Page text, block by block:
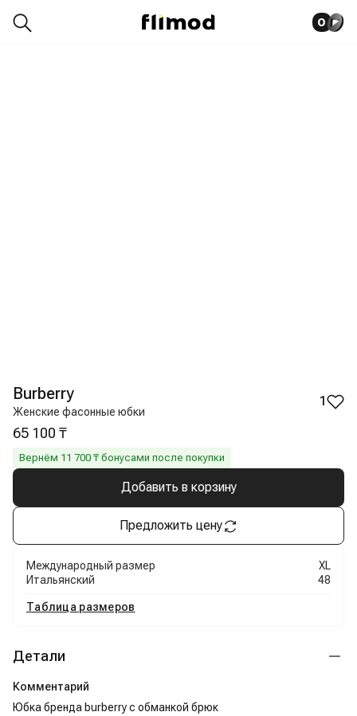
0
Burberry
Женские фасонные юбки
1
65 100 ₸
Вернём 11 700 ₸ бонусами после покупки
Добавить в корзину
Предложить цену
Международный размер
XL
Итальянский
48
Таблица размеров
Детали
Комментарий
Юбка бренда burberry с обманкой брюк